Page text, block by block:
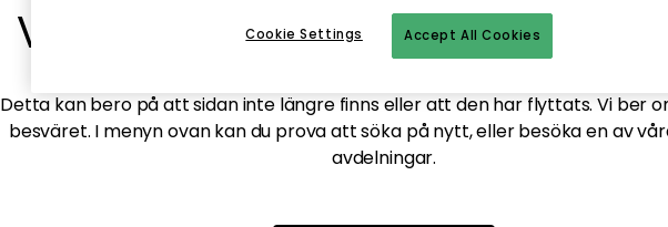
Vi hittar tyvärr inte sidan du
Detta kan bero på att sidan inte längre finns eller att den har flyttats. Vi ber
besväret. I menyn ovan kan du prova att söka på nytt, eller besöka en av
avdelningar.
Accept All Cookies
Cookie Settings